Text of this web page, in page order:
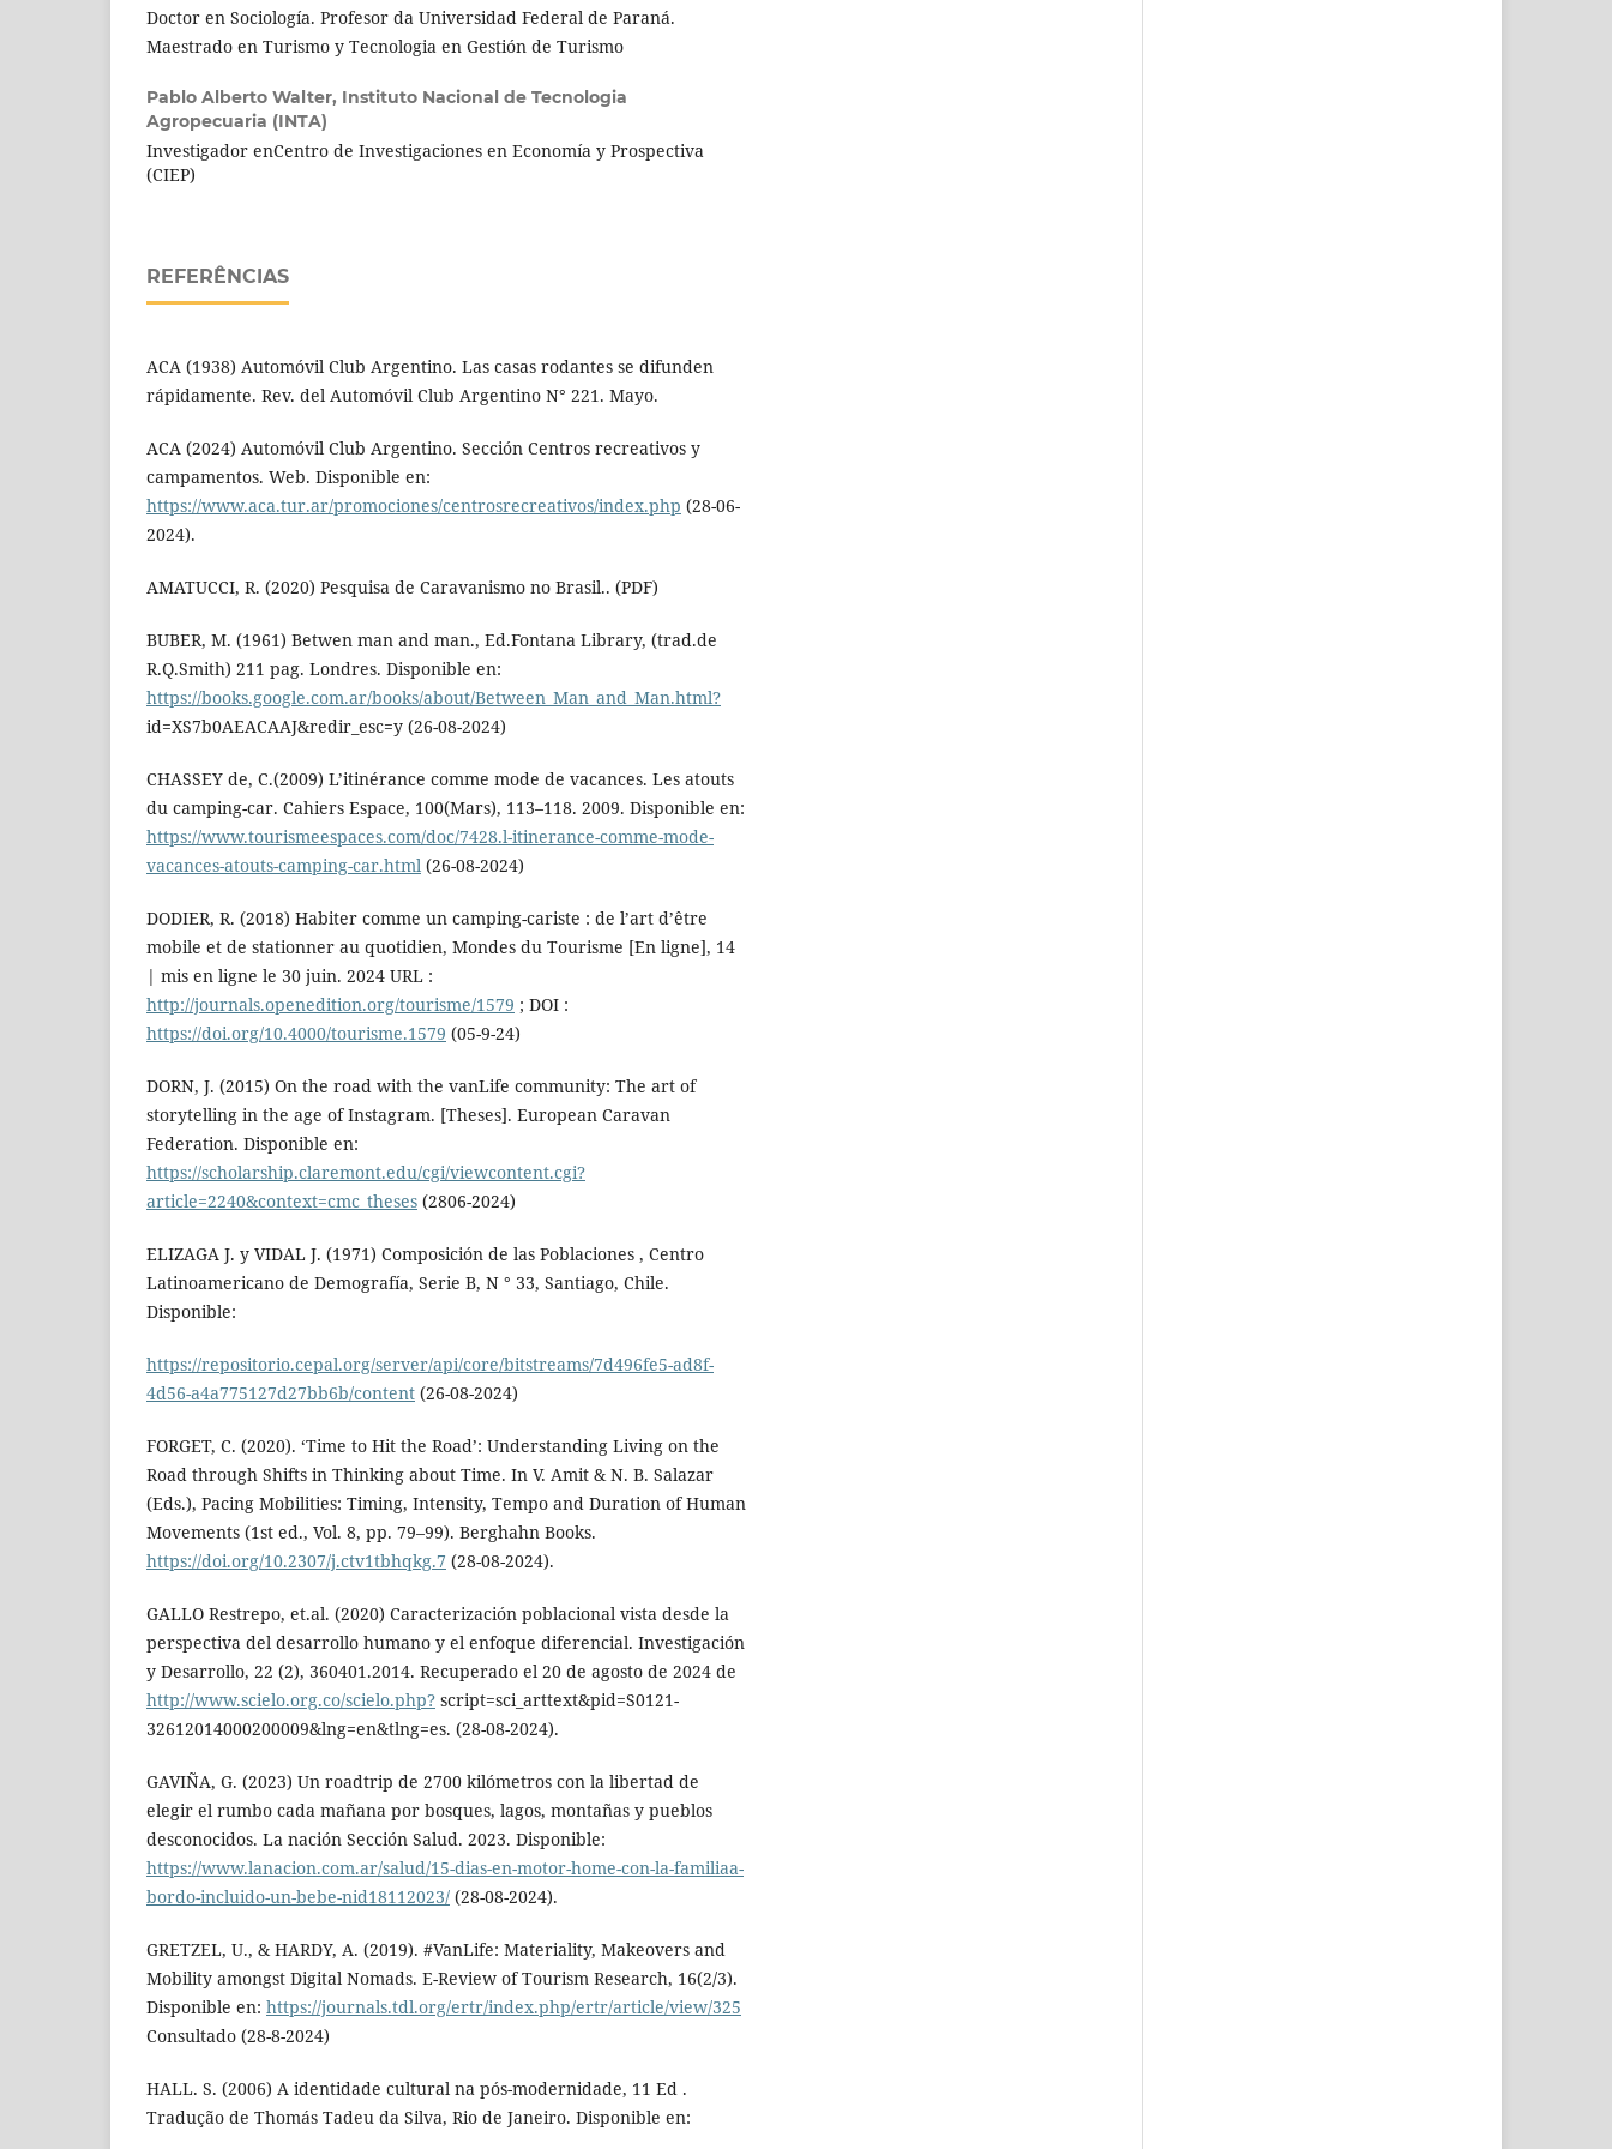
Doctor en Sociología. Profesor da Universidad Federal de Paraná.
Maestrado en Turismo y Tecnologia en Gestión de Turismo
Pablo Alberto Walter, Instituto Nacional de Tecnologia
Agropecuaria (INTA)
Investigador enCentro de Investigaciones en Economí­a y Prospectiva
(CIEP)
REFERÊNCIAS
ACA (1938) Automóvil Club Argentino. Las casas rodantes se difunden
rápidamente. Rev. del Automóvil Club Argentino N° 221. Mayo.
ACA (2024) Automóvil Club Argentino. Sección Centros recreativos y
campamentos. Web. Disponible en:
https://www.aca.tur.ar/promociones/centrosrecreativos/index.php (28-06-
2024).
AMATUCCI, R. (2020) Pesquisa de Caravanismo no Brasil.. (PDF)
BUBER, M. (1961) Betwen man and man., Ed.Fontana Library, (trad.de
R.Q.Smith) 211 pag. Londres. Disponible en:
https://books.google.com.ar/books/about/Between_Man_and_Man.html?
id=XS7b0AEACAAJ&redir_esc=y (26-08-2024)
CHASSEY de, C.(2009) L’itinérance comme mode de vacances. Les atouts
du camping-car. Cahiers Espace, 100(Mars), 113–118. 2009. Disponible en:
https://www.tourismeespaces.com/doc/7428.l-itinerance-comme-mode-
vacances-atouts-camping-car.html (26-08-2024)
DODIER, R. (2018) Habiter comme un camping-cariste : de l’art d’être
mobile et de stationner au quotidien, Mondes du Tourisme [En ligne], 14
| mis en ligne le 30 juin. 2024 URL :
http://journals.openedition.org/tourisme/1579 ; DOI :
https://doi.org/10.4000/tourisme.1579 (05-9-24)
DORN, J. (2015) On the road with the vanLife community: The art of
storytelling in the age of Instagram. [Theses]. European Caravan
Federation. Disponible en:
https://scholarship.claremont.edu/cgi/viewcontent.cgi?
article=2240&context=cmc_theses (2806-2024)
ELIZAGA J. y VIDAL J. (1971) Composición de las Poblaciones , Centro
Latinoamericano de Demografía, Serie B, N ° 33, Santiago, Chile.
Disponible:
https://repositorio.cepal.org/server/api/core/bitstreams/7d496fe5-ad8f-
4d56-a4a775127d27bb6b/content (26-08-2024)
FORGET, C. (2020). ‘Time to Hit the Road’: Understanding Living on the
Road through Shifts in Thinking about Time. In V. Amit & N. B. Salazar
(Eds.), Pacing Mobilities: Timing, Intensity, Tempo and Duration of Human
Movements (1st ed., Vol. 8, pp. 79–99). Berghahn Books.
https://doi.org/10.2307/j.ctv1tbhqkg.7 (28-08-2024).
GALLO Restrepo, et.al. (2020) Caracterización poblacional vista desde la
perspectiva del desarrollo humano y el enfoque diferencial. Investigación
y Desarrollo, 22 (2), 360401.2014. Recuperado el 20 de agosto de 2024 de
http://www.scielo.org.co/scielo.php? script=sci_arttext&pid=S0121-
32612014000200009&lng=en&tlng=es. (28-08-2024).
GAVIÑA, G. (2023) Un roadtrip de 2700 kilómetros con la libertad de
elegir el rumbo cada mañana por bosques, lagos, montañas y pueblos
desconocidos. La nación Sección Salud. 2023. Disponible:
https://www.lanacion.com.ar/salud/15-dias-en-motor-home-con-la-familiaa-
bordo-incluido-un-bebe-nid18112023/ (28-08-2024).
GRETZEL, U., & HARDY, A. (2019). #VanLife: Materiality, Makeovers and
Mobility amongst Digital Nomads. E-Review of Tourism Research, 16(2/3).
Disponible en: https://journals.tdl.org/ertr/index.php/ertr/article/view/325
Consultado (28-8-2024)
HALL. S. (2006) A identidade cultural na pós-modernidade, 11 Ed .
Tradução de Thomás Tadeu da Silva, Rio de Janeiro. Disponible en: